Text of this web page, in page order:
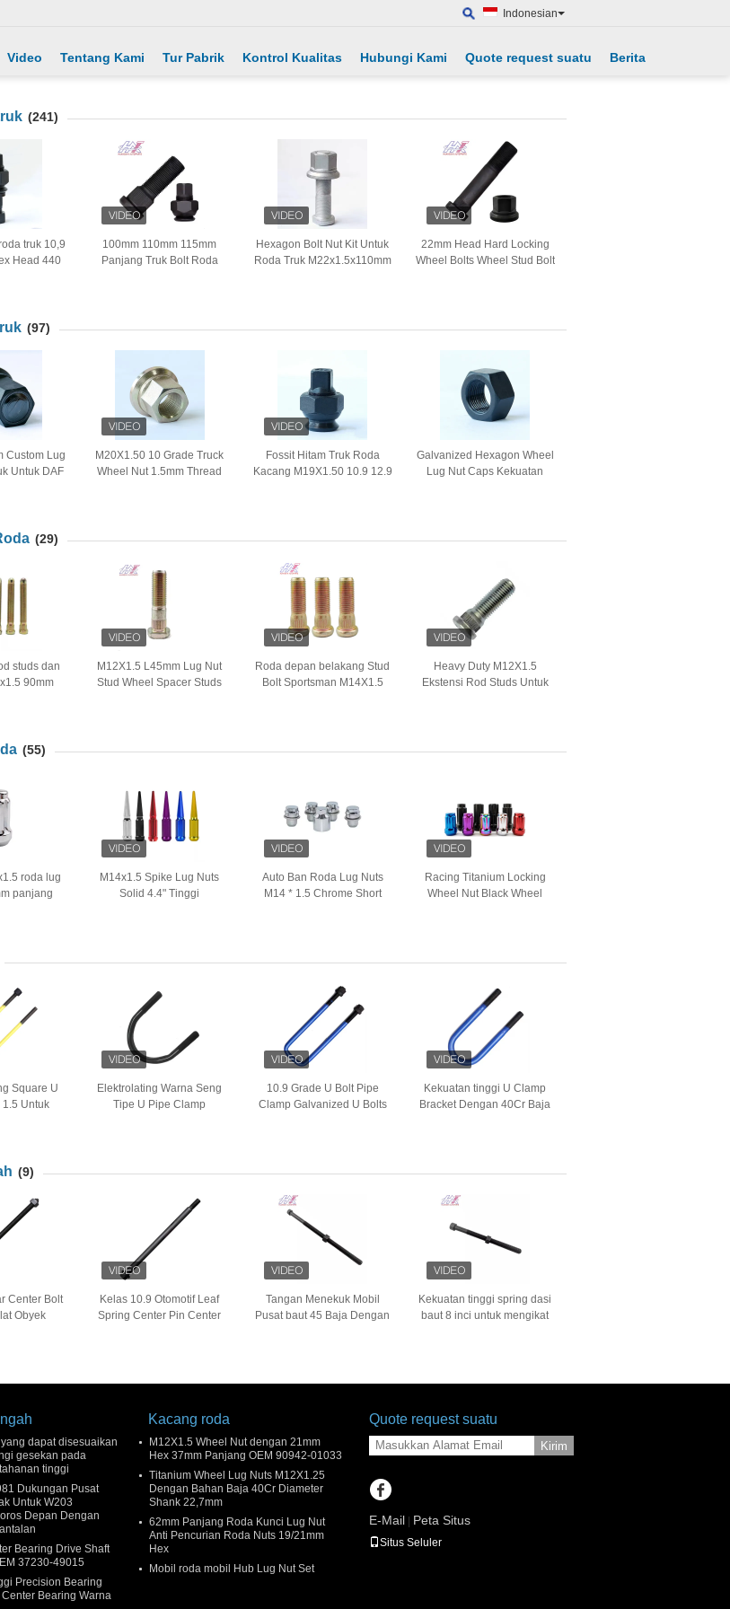
Indonesian
Video Tentang Kami Tur Pabrik Kontrol Kualitas Hubungi Kami Quote request suatu Berita
(241)
truk 10,9
Head 440
100mm 110mm 115mm
Panjang Truk Bolt Roda
Hexagon Bolt Nut Kit Untuk
Roda Truk M22x1.5x110mm
22mm Head Hard Locking
Wheel Bolts Wheel Stud Bolt
(97)
Custom Lug
Untuk DAF
M20X1.50 10 Grade Truck
Wheel Nut 1.5mm Thread
Fossit Hitam Truk Roda
Kacang M19X1.50 10.9 12.9
Galvanized Hexagon Wheel
Lug Nut Caps Kekuatan
(29)
studs dan
90mm
M12X1.5 L45mm Lug Nut
Stud Wheel Spacer Studs
Roda depan belakang Stud
Bolt Sportsman M14X1.5
Heavy Duty M12X1.5
Ekstensi Rod Studs Untuk
(55)
roda lug
panjang
M14x1.5 Spike Lug Nuts
Solid 4.4" Tinggi
Auto Ban Roda Lug Nuts
M14 * 1.5 Chrome Short
Racing Titanium Locking
Wheel Nut Black Wheel
Square U
1.5 Untuk
Elektrolating Warna Seng
Tipe U Pipe Clamp
10.9 Grade U Bolt Pipe
Clamp Galvanized U Bolts
Kekuatan tinggi U Clamp
Bracket Dengan 40Cr Baja
(9)
Center Bolt
Obyek
Kelas 10.9 Otomotif Leaf
Spring Center Pin Center
Tangan Menekuk Mobil
Pusat baut 45 Baja Dengan
Kekuatan tinggi spring dasi
baut 8 inci untuk mengikat
dapat disesuaikan
gesekan pada
tinggi
Dukungan Pusat
Untuk W203
Depan Dengan
Bearing Drive Shaft
37230-49015
Precision Bearing
Bearing Warna
Kacang roda
M12X1.5 Wheel Nut dengan 21mm
Hex 37mm Panjang OEM 90942-01033
Titanium Wheel Lug Nuts M12X1.25
Dengan Bahan Baja 40Cr Diameter
Shank 22,7mm
62mm Panjang Roda Kunci Lug Nut
Anti Pencurian Roda Nuts 19/21mm
Hex
Mobil roda mobil Hub Lug Nut Set
Quote request suatu
Kirim
E-Mail Peta Situs
Situs Seluler